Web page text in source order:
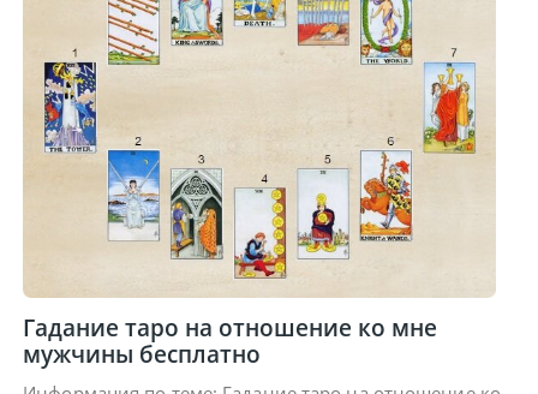
Гадание таро на отношение ко мне
мужчины бесплатно